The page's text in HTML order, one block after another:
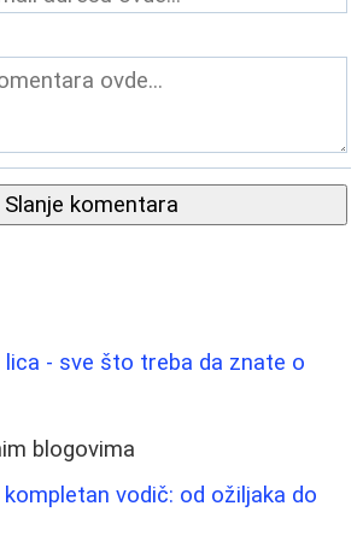
Slanje komentara
- sve što treba da znate o
blogovima
vodič: od ožiljaka do